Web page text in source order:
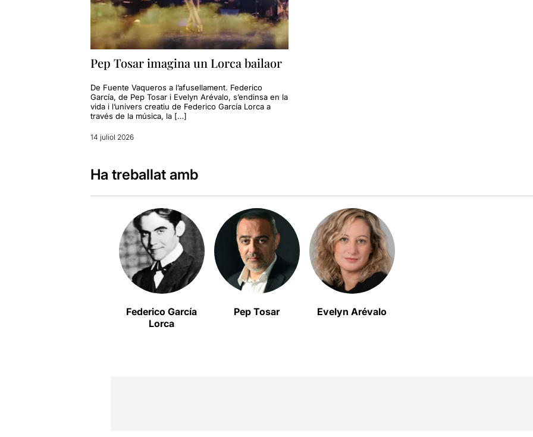
Pep Tosar imagina un Lorca bailaor
De Fuente Vaqueros a l’afusellament. Federico
García, de Pep Tosar i Evelyn Arévalo, s’endinsa en la
vida i l’univers creatiu de Federico García Lorca a
través de la música, la […]
14 juliol 2026
Ha treballat amb
Federico García
Lorca
Pep Tosar Evelyn Arévalo